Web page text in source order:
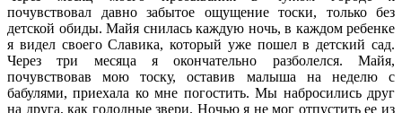
почувствовал давно забытое ощущение тоски, только без
детской обиды. Майя снилась каждую ночь, в каждом ребенке
я видел своего Славика, который уже пошел в детский сад.
Через три месяца я окончательно разболелся. Майя,
почувствовав мою тоску, оставив малыша на неделю с
бабулями, приехала ко мне погостить. Мы набросились друг
на друга, как голодные звери. Ночью я не мог отпустить ее из